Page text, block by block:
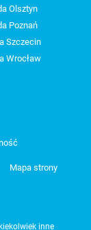
Olsztyn
Poznań
Szczecin
Wrocław
Mapa strony
inne